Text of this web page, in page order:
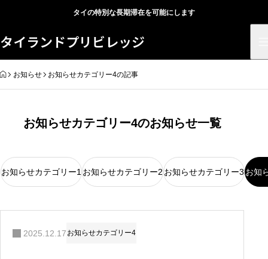
タイの特別な長期滞在を可能にします
タイランドプリビレッジ
HOME
お知らせ お知らせカテゴリー4の記事
お知らせカテゴリー4のお知らせ一覧
お知らせカテゴリー1 お知らせカテゴリー2 お知らせカテゴリー3お知
2025.12.17 お知らせカテゴリー4